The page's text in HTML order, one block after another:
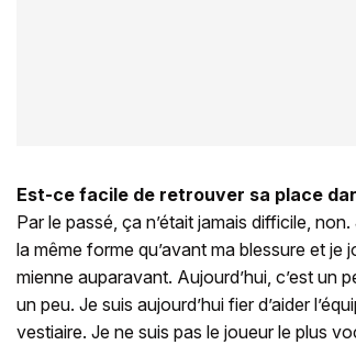
Est-ce facile de retrouver sa place
Par le passé, ça n’était jamais difficile,
la même forme qu’avant ma blessure et je
mienne auparavant. Aujourd’hui, c’est un
un peu. Je suis aujourd’hui fier d’aider
vestiaire. Je ne suis pas le joueur le plus